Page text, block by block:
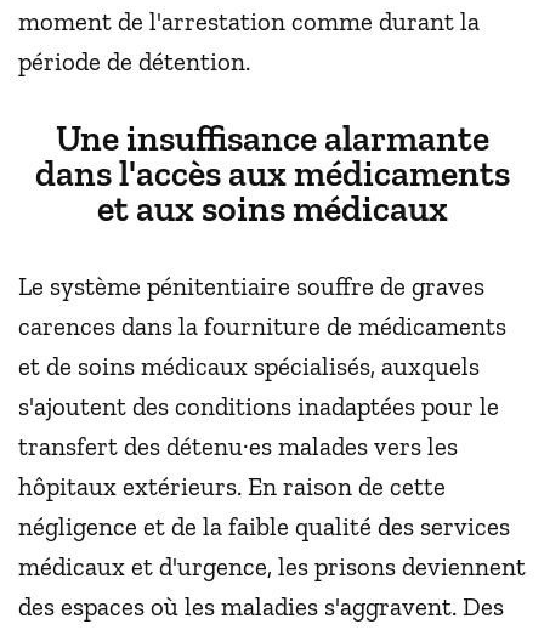
moment de l'arrestation comme durant la
période de détention.
Une insuffisance alarmante
dans l'accès aux médicaments
et aux soins médicaux
Le système pénitentiaire souffre de graves
carences dans la fourniture de médicaments
et de soins médicaux spécialisés, auxquels
s'ajoutent des conditions inadaptées pour le
transfert des détenu·es malades vers les
hôpitaux extérieurs. En raison de cette
négligence et de la faible qualité des services
médicaux et d'urgence, les prisons deviennent
des espaces où les maladies s'aggravent. Des